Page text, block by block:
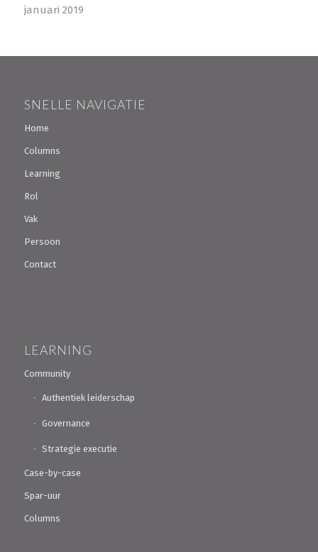
januari 2019
SNELLE NAVIGATIE
Home
Columns
Learning
Rol
Vak
Persoon
Contact
LEARNING
Community
Authentiek leiderschap
Governance
Strategie executie
Case-by-case
Spar-uur
Columns